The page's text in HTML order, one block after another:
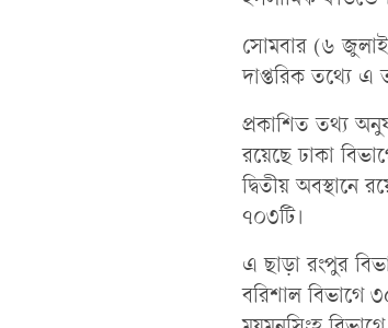
সোমবার (৬ জুলাই)
দাপ্তরিক তথ্যে এ
প্রকাশিত তথ্য
রয়েছে ঢাকা
দ্বিতীয় অবস্থানে
৭০৩টি।
এ ছাড়া রংপুর
বরিশাল বিভাগে